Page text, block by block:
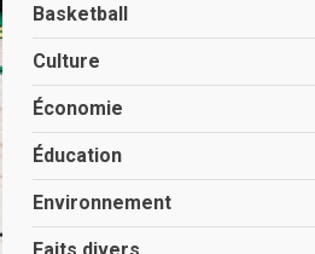
Basketball
Culture
Économie
Éducation
Environnement